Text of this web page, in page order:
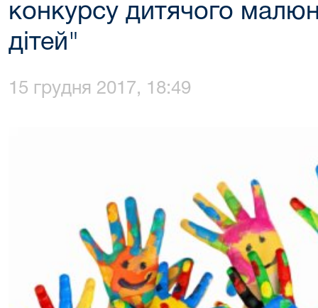
конкурсу дитячого
дітей"
15 грудня 2017, 18:49